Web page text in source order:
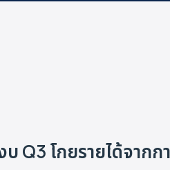
Q3 โกยรายได้จากก